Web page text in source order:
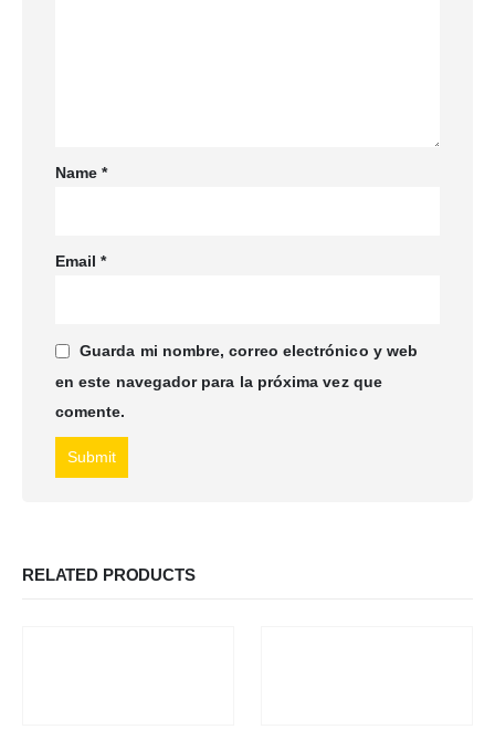
Name*
Email*
Guarda mi nombre, correo electrónico y web
en este navegador para la próxima vez que
comente.
RELATED PRODUCTS